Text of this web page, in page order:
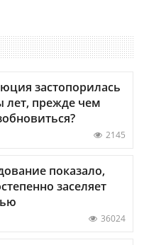
застопорилась
прежде чем
2145
показало,
заселяет
36024